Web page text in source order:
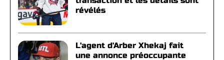
révélés
L'agent d'Arber Xhekaj fait
une annonce préoccupante